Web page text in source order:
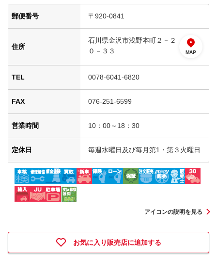
郵便番号 〒920-0841
住所
石川県金沢市浅野本町２－２
０－３３
MAP
TEL 0078-6041-6820
FAX 076-251-6599
営業時間 10：00～18：30
定休日 毎週水曜日及び毎月第1・第３火曜日
アイコンの説明を見る
お気に入り販売店に追加する